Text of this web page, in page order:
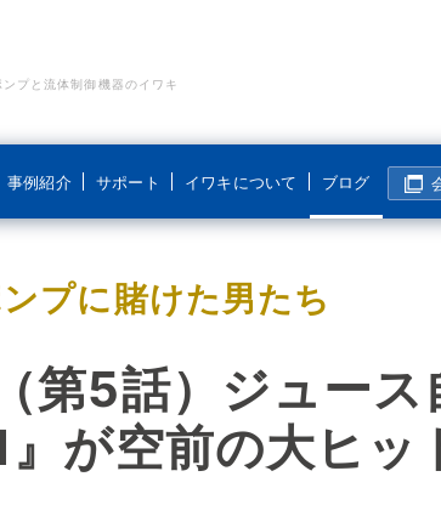
プと流体制御機器のイワキ
マグネットポンプ
モーター駆動定量ポン
電磁駆動定量ポンプ
リニアポンプ
ム製品
化学分野
製紙・パルプ分野
半導体・液晶分野
事例紹介
半導体・液晶分野
サポート
せ
わせ
よくあるご質問
生産終了製品情報
動画ギャラリー
イワキについて
本方針
ポリシー
支店・営業所
生産拠点
技術センター
ブログ
るほど
ころにイワキです
コンニチ
国内活動
イワ気にな
プに賭けた男たち
（第5話）ジュー
』が空前の大ヒッ